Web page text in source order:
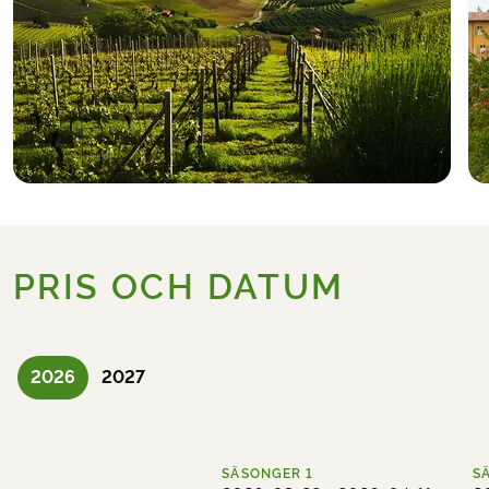
PRIS OCH DATUM
2026 2027
SÄSONGER 1